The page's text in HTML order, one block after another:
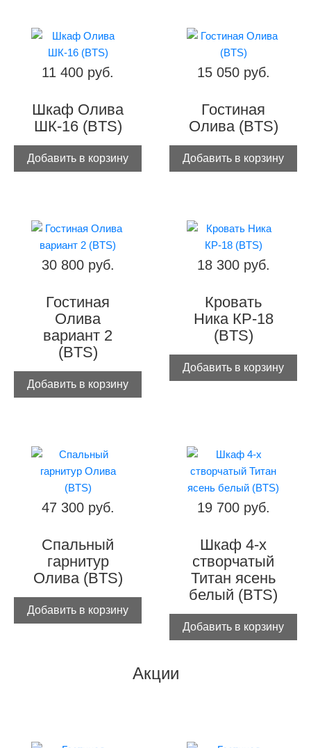
11 400 руб.
Шкаф Олива
ШК-16 (BTS)
Добавить в корзину
15 050 руб.
Гостиная
Олива (BTS)
Добавить в корзину
30 800 руб.
Гостиная
Олива
вариант 2
(BTS)
Добавить в корзину
18 300 руб.
Кровать
Ника КР-18
(BTS)
Добавить в корзину
47 300 руб.
Спальный
гарнитур
Олива (BTS)
Добавить в корзину
19 700 руб.
Шкаф 4-х
створчатый
Титан ясень
белый (BTS)
Добавить в корзину
Акции